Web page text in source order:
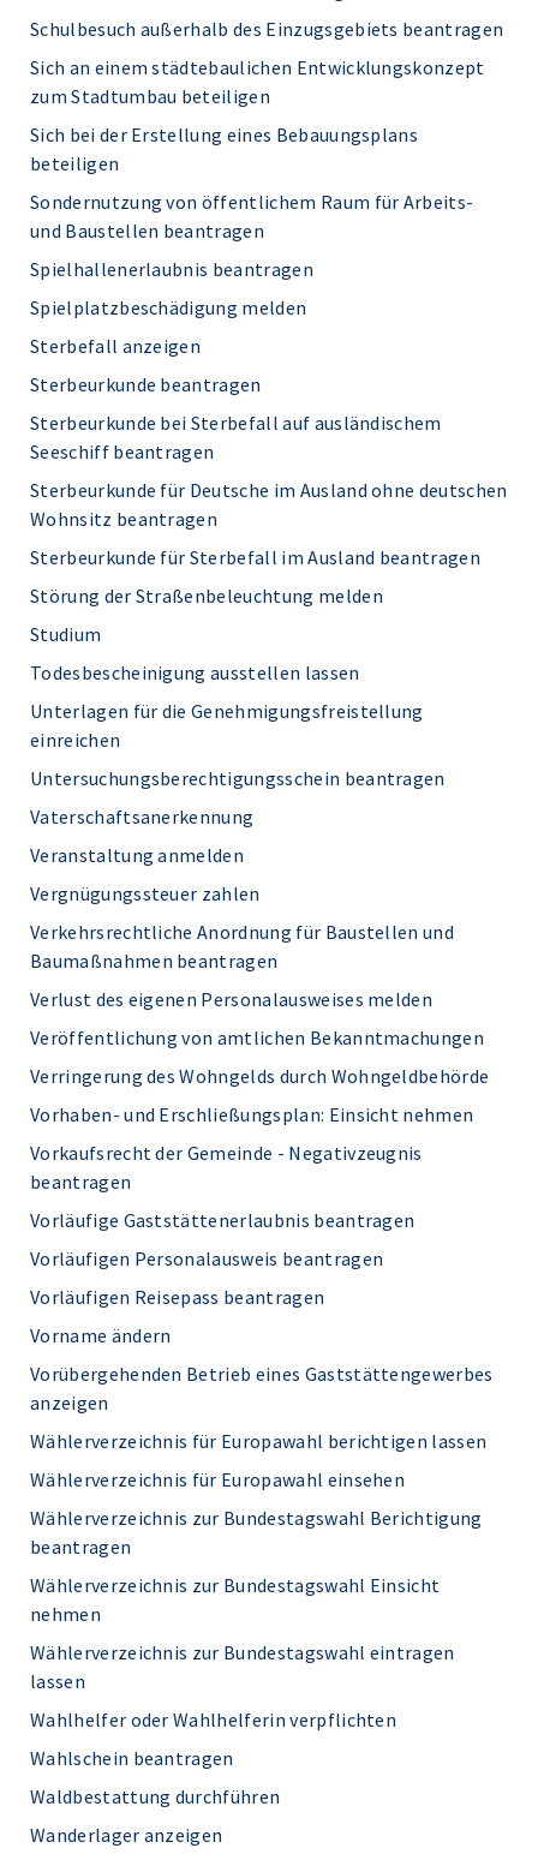
Schulbesuch außerhalb des Einzugsgebiets beantragen
Sich an einem städtebaulichen Entwicklungskonzept
zum Stadtumbau beteiligen
Sich bei der Erstellung eines Bebauungsplans
beteiligen
Sondernutzung von öffentlichem Raum für Arbeits-
und Baustellen beantragen
Spielhallenerlaubnis beantragen
Spielplatzbeschädigung melden
Sterbefall anzeigen
Sterbeurkunde beantragen
Sterbeurkunde bei Sterbefall auf ausländischem
Seeschiff beantragen
Sterbeurkunde für Deutsche im Ausland ohne deutschen
Wohnsitz beantragen
Sterbeurkunde für Sterbefall im Ausland beantragen
Störung der Straßenbeleuchtung melden
Studium
Todesbescheinigung ausstellen lassen
Unterlagen für die Genehmigungsfreistellung
einreichen
Untersuchungsberechtigungsschein beantragen
Vaterschaftsanerkennung
Veranstaltung anmelden
Vergnügungssteuer zahlen
Verkehrsrechtliche Anordnung für Baustellen und
Baumaßnahmen beantragen
Verlust des eigenen Personalausweises melden
Veröffentlichung von amtlichen Bekanntmachungen
Verringerung des Wohngelds durch Wohngeldbehörde
Vorhaben- und Erschließungsplan: Einsicht nehmen
Vorkaufsrecht der Gemeinde - Negativzeugnis
beantragen
Vorläufige Gaststättenerlaubnis beantragen
Vorläufigen Personalausweis beantragen
Vorläufigen Reisepass beantragen
Vorname ändern
Vorübergehenden Betrieb eines Gaststättengewerbes
anzeigen
Wählerverzeichnis für Europawahl berichtigen lassen
Wählerverzeichnis für Europawahl einsehen
Wählerverzeichnis zur Bundestagswahl Berichtigung
beantragen
Wählerverzeichnis zur Bundestagswahl Einsicht
nehmen
Wählerverzeichnis zur Bundestagswahl eintragen
lassen
Wahlhelfer oder Wahlhelferin verpflichten
Wahlschein beantragen
Waldbestattung durchführen
Wanderlager anzeigen